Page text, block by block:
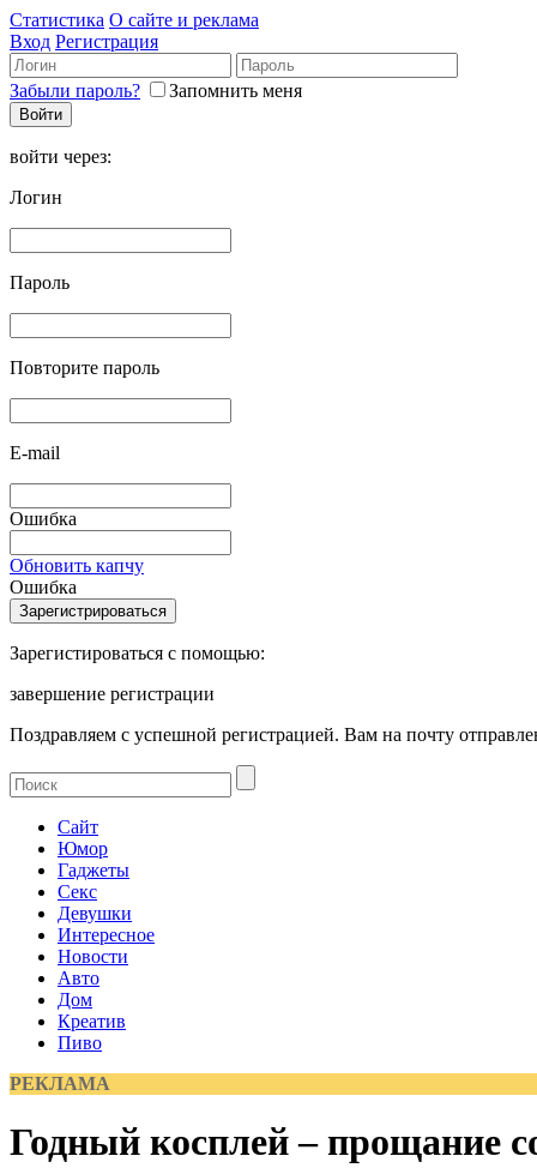
Статистика О сайте и реклама
Вход Регистрация
Забыли пароль? Запомнить меня
войти через:
Логин
Пароль
Повторите пароль
E-mail
Ошибка
Обновить капчу
Ошибка
Зарегистироваться с помощью:
завершение регистрации
Поздравляем с успешной регистрацией. Вам на почту
Сайт
Юмор
Гаджеты
Секс
Девушки
Интересное
Новости
Авто
Дом
Креатив
Пиво
РЕКЛАМА
Годный косплей – прощание